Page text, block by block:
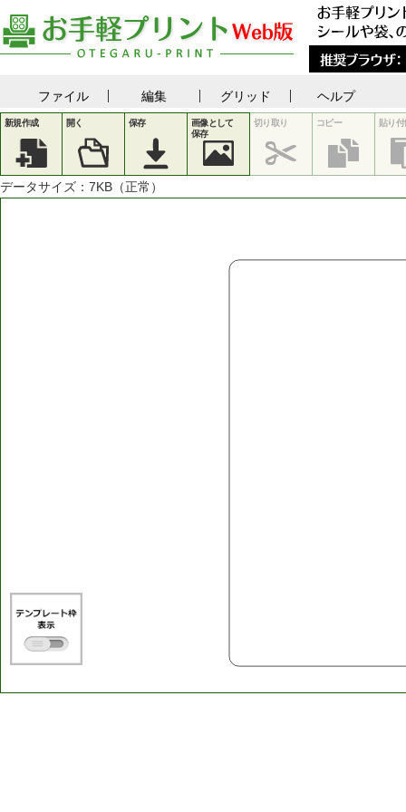
ファイル 編集 グリッド ヘルプ
新規作成 開く 保存
画像として
保存
切り取り コピー 貼り付
データサイズ： 7KB（正常）